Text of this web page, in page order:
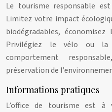
Le tourisme responsable
Limitez votre impact
biodégradables,
Privilégiez le vélo ou la
comportement
préservation de
Informations pratiques
L’office de tourisme est à